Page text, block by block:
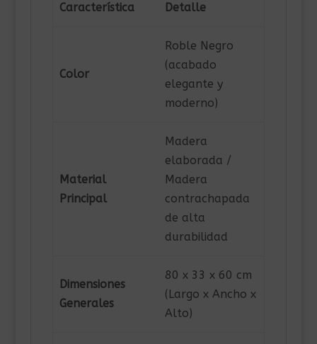
Característica Detalle
Color
Roble Negro
(acabado
elegante y
moderno)
Material
Principal
Madera
elaborada /
Madera
contrachapada
de alta
durabilidad
Dimensiones
Generales
80 x 33 x 60 cm
(Largo x Ancho x
Alto)